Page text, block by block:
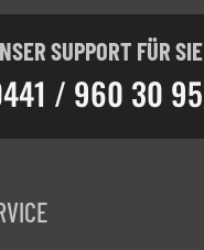
SUPPORT FÜR SIE
/ 960 30 95